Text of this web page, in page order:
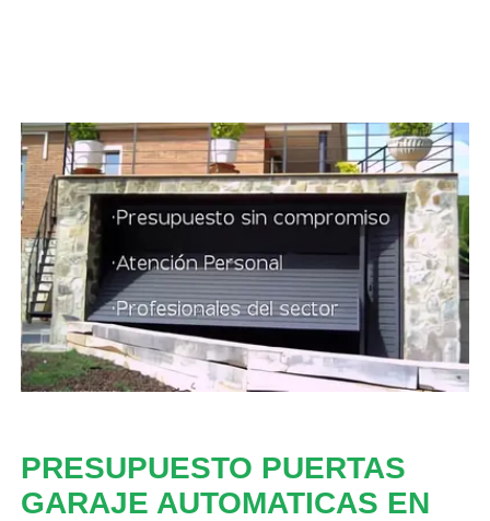
PRESUPUESTO PUERTAS
GARAJE AUTOMATICAS EN